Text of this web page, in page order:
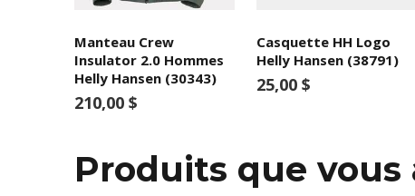
Manteau Crew
Insulator 2.0 Hommes
Helly Hansen (30343)
210,00 $
Casquette HH Logo
Helly Hansen (38791)
25,00 $
Produits que